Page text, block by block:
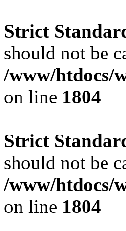
Strict
should not be
/www/htdocs/
on line 1804
Strict
should not be
/www/htdocs/
on line 1804